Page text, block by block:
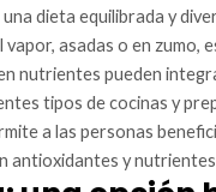
dieta equilibrada y
vapor, asadas o en zumo,
nutrientes pueden
tipos de cocinas y
a las personas
antioxidantes y